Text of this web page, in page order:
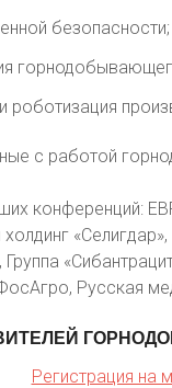
безопасности;
роботизация
с работой
конференций:
Русская
Регистрация на